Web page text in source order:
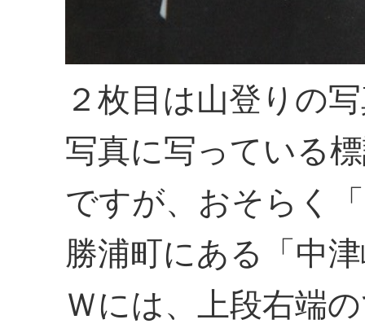
２枚目は山登りの
写真に写っている
ですが、おそらく
勝浦町にある「中
Ｗには、上段右端